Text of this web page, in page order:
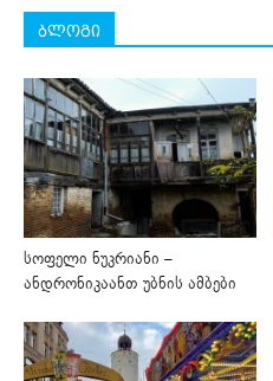
ბლოგი
სოფელი ნუკრიანი –
ანდრონიკაანთ უბნის ამბები